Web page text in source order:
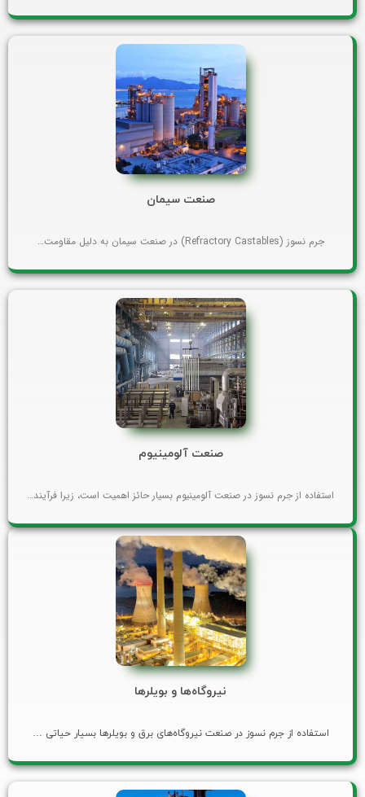
صنعت سیمان
جرم نسوز (Refractory Castables) در صنعت سیمان به دلیل مقاومت…
صنعت آلومینیوم
استفاده از جرم نسوز در صنعت آلومینیوم بسیار حائز اهمیت است، زیرا فرآیند…
نیروگاه‌ها و بویلرها
استفاده از جرم نسوز در صنعت نیروگاه‌های برق و بویلرها بسیار حیاتی …